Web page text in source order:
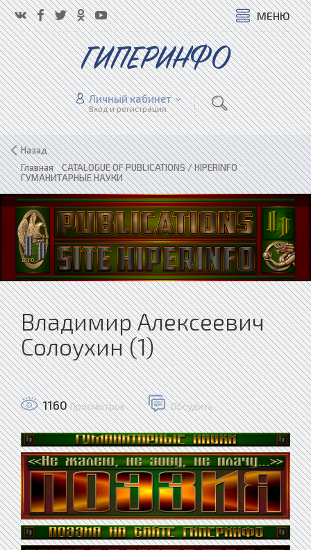
МЕНЮ
ГИПЕРИНФО
Личный кабинет
Вход и регистрация
Назад
Главная»CATALOGUE OF PUBLICATIONS / HIPERINFO»
ГУМАНИТАРНЫЕ НАУКИ
Владимир Алексеевич
Солоухин (1)
1160 Просмотров Обсудить